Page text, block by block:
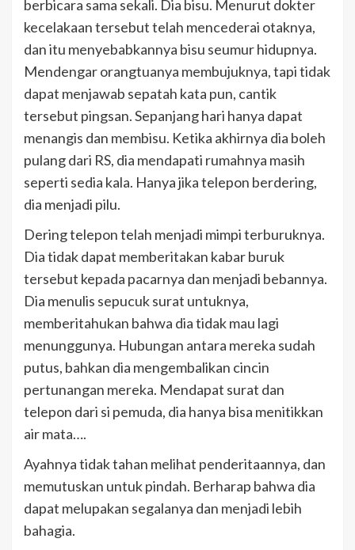
berbicara sama sekali. Dia bisu. Menurut dokter
kecelakaan tersebut telah mencederai otaknya,
dan itu menyebabkannya bisu seumur hidupnya.
Mendengar orangtuanya membujuknya, tapi tidak
dapat menjawab sepatah kata pun, cantik
tersebut pingsan. Sepanjang hari hanya dapat
menangis dan membisu. Ketika akhirnya dia boleh
pulang dari RS, dia mendapati rumahnya masih
seperti sedia kala. Hanya jika telepon berdering,
dia menjadi pilu.
Dering telepon telah menjadi mimpi terburuknya.
Dia tidak dapat memberitakan kabar buruk
tersebut kepada pacarnya dan menjadi bebannya.
Dia menulis sepucuk surat untuknya,
memberitahukan bahwa dia tidak mau lagi
menunggunya. Hubungan antara mereka sudah
putus, bahkan dia mengembalikan cincin
pertunangan mereka. Mendapat surat dan
telepon dari si pemuda, dia hanya bisa menitikkan
air mata….
Ayahnya tidak tahan melihat penderitaannya, dan
memutuskan untuk pindah. Berharap bahwa dia
dapat melupakan segalanya dan menjadi lebih
bahagia.